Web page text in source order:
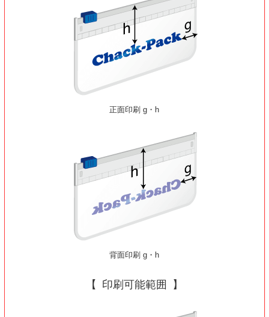
正面印刷 g・h
背面印刷 g・h
印刷可能範囲